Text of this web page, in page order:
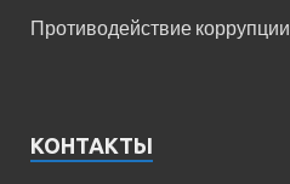
Противодействие коррупции
КОНТАКТЫ